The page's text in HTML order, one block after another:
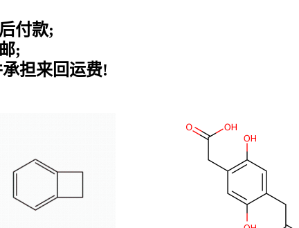
付款;
;
担来回运费!